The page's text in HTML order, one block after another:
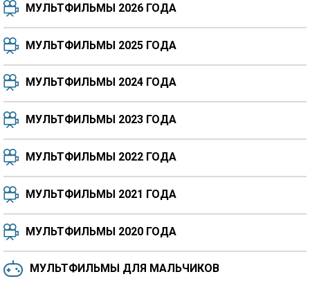
7.5 8.3
8.3
6.5 6.6
8.2
6.0 6.4
МУЛЬТФИЛЬМЫ 2026 ГОДА
МУЛЬТФИЛЬМЫ 2025 ГОДА
МУЛЬТФИЛЬМЫ 2024 ГОДА
МУЛЬТФИЛЬМЫ 2023 ГОДА
МУЛЬТФИЛЬМЫ 2022 ГОДА
МУЛЬТФИЛЬМЫ 2021 ГОДА
МУЛЬТФИЛЬМЫ 2020 ГОДА
МУЛЬТФИЛЬМЫ ДЛЯ МАЛЬЧИКОВ